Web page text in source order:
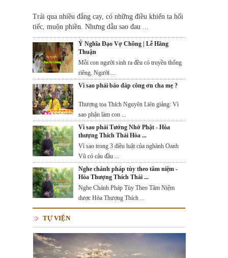
Trải qua nhiều đắng cay, có những điều khiến ta hối
tiếc, muộn phiền. Nhưng dẫu sao đau ...
Ý Nghĩa Đạo Vợ Chồng | Lễ Hằng
Thuận
Mỗi con người sinh ra đều có truyền thống
riêng. Người ...
Vì sao phải báo đáp công ơn cha mẹ ?
Thượng tọa Thích Nguyên Liên giảng: Vì
sao phận làm con ...
Vì sao phải Tưởng Nhớ Phật - Hòa
thượng Thích Thái Hòa ...
Vì sao trong 3 điều luật của nghành Oanh
Vũ có câu đầu ...
Nghe chánh pháp tùy theo tâm niệm -
Hòa Thượng Thích Thái ...
Nghe Chánh Pháp Tùy Theo Tâm Niệm
được Hòa Thượng Thích ...
TỰ VIỆN